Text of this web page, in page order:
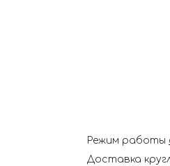
Режим работы
Доставка